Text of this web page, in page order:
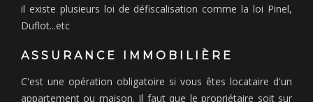
il existe plusieurs loi de défiscalisation comme la loi Pinel,
Duflot...etc
ASSURANCE IMMOBILIÈRE
C'est une opération obligatoire si vous êtes locataire d'un
appartement ou maison. Il faut que le propriétaire soit sur